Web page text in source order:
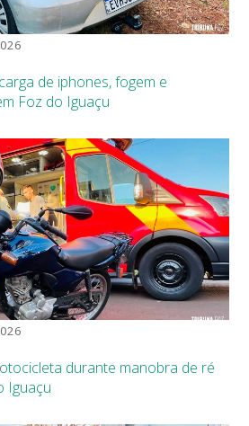
de iphones, fogem e
Foz do Iguaçu
durante manobra de ré
Iguaçu